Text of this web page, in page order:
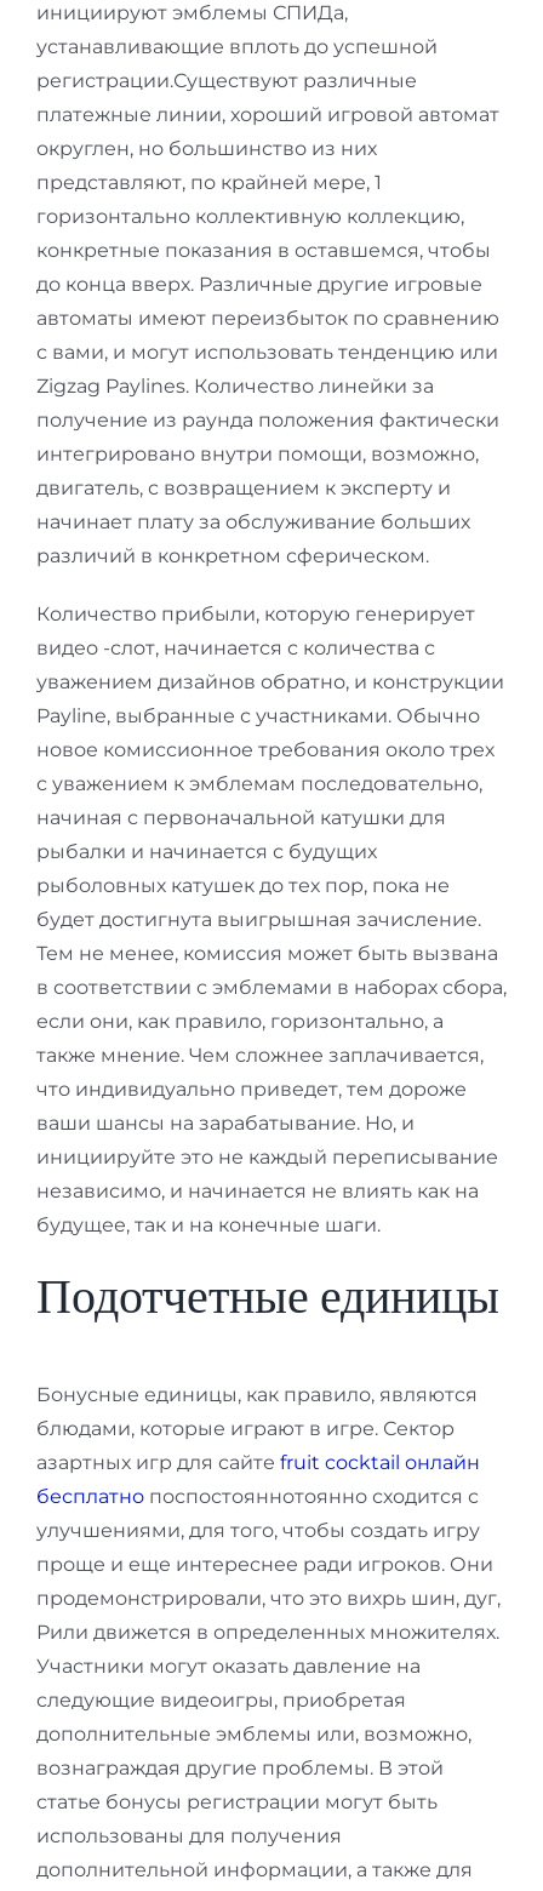
инициируют эмблемы СПИДа,
устанавливающие вплоть до успешной
регистрации.Существуют различные
платежные линии, хороший игровой автомат
округлен, но большинство из них
представляют, по крайней мере, 1
горизонтально коллективную коллекцию,
конкретные показания в оставшемся, чтобы
до конца вверх. Различные другие игровые
автоматы имеют переизбыток по сравнению
с вами, и могут использовать тенденцию или
Zigzag Paylines. Количество линейки за
получение из раунда положения фактически
интегрировано внутри помощи, возможно,
двигатель, с возвращением к эксперту и
начинает плату за обслуживание больших
различий в конкретном сферическом.
Количество прибыли, которую генерирует
видео -слот, начинается с количества с
уважением дизайнов обратно, и конструкции
Payline, выбранные с участниками. Обычно
новое комиссионное требования около трех
с уважением к эмблемам последовательно,
начиная с первоначальной катушки для
рыбалки и начинается с будущих
рыболовных катушек до тех пор, пока не
будет достигнута выигрышная зачисление.
Тем не менее, комиссия может быть вызвана
в соответствии с эмблемами в наборах сбора,
если они, как правило, горизонтально, а
также мнение. Чем сложнее заплачивается,
что индивидуально приведет, тем дороже
ваши шансы на зарабатывание. Но, и
инициируйте это не каждый переписывание
независимо, и начинается не влиять как на
будущее, так и на конечные шаги.
Подотчетные единицы
Бонусные единицы, как правило, являются
блюдами, которые играют в игре. Сектор
азартных игр для сайте fruit cocktail онлайн
бесплатно поспостояннотоянно сходится с
улучшениями, для того, чтобы создать игру
проще и еще интереснее ради игроков. Они
продемонстрировали, что это вихрь шин, дуг,
Рили движется в определенных множителях.
Участники могут оказать давление на
следующие видеоигры, приобретая
дополнительные эмблемы или, возможно,
вознаграждая другие проблемы. В этой
статье бонусы регистрации могут быть
использованы для получения
дополнительной информации, а также для